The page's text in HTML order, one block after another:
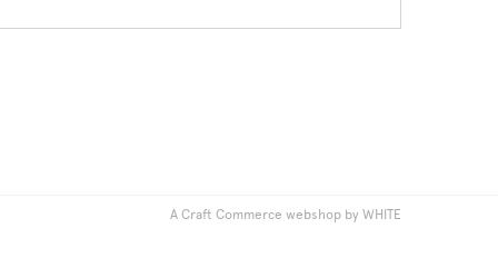
A Craft Commerce webshop by WHITE